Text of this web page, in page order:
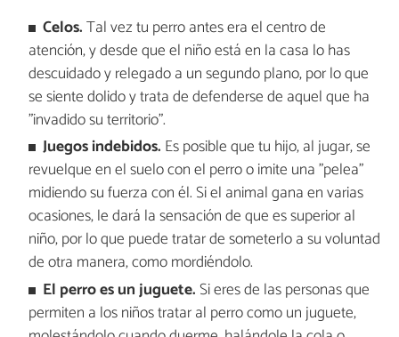
Celos.Tal vez tu perro antes era el centro de
atención, y desde que el niño está en la casa lo has
descuidado y relegado a un segundo plano, por lo que
se siente dolido y trata de defenderse de aquel que ha
"invadido su territorio".
Juegos indebidos. Es posible que tu hijo, al jugar, se
revuelque en el suelo con el perro o imite una "pelea"
midiendo su fuerza con él. Si el animal gana en varias
ocasiones, le dará la sensación de que es superior al
niño, por lo que puede tratar de someterlo a su voluntad
de otra manera, como mordiéndolo.
El perro es un juguete.Si eres de las personas que
permiten a los niños tratar al perro como un juguete,